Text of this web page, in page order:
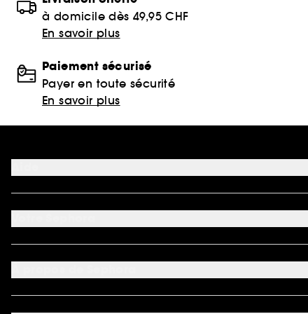
à domicile dès 49,95 CHF
En savoir plus
Paiement sécurisé
Payer en toute sécurité
En savoir plus
FAQ
Nous contacter
Mon compte
Préférence cookies
Découvrir Sephora
Carrière